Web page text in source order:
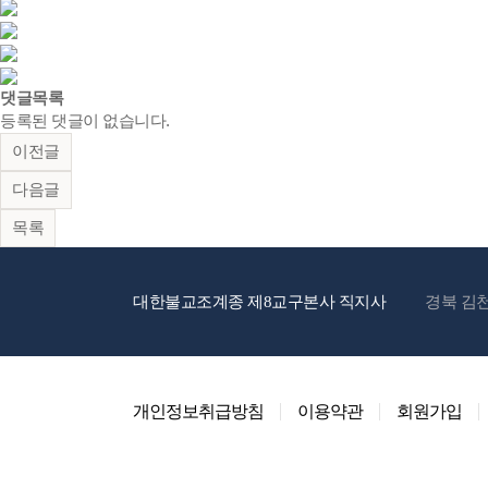
댓글목록
등록된 댓글이 없습니다.
이전글
다음글
목록
대한불교조계종 제8교구본사 직지사 경북 김
개인정보취급방침 이용약관 회원가입